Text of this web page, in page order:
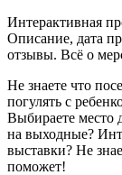
Интерактивная
Описание, дата
отзывы. Всё о
Не знаете что
погулять с
Выбираете место
на выходные?
выставки? Не
поможет!